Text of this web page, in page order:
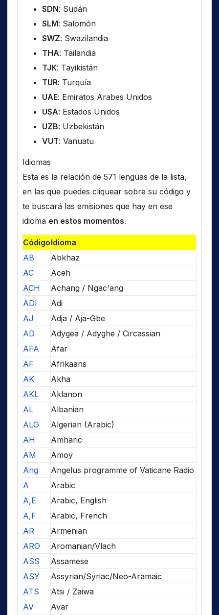
SDN: Sudán
SLM: Salomón
SWZ: Swazilandia
THA: Tailandia
TJK: Tayikistán
TUR: Turquía
UAE: Emiratos Arabes Unidos
USA: Estados Unidos
UZB: Uzbekistán
VUT: Vanuatu
Idiomas
Esta es la relación de 571 lenguas de la lista,
en las que puedes cliquear sobre su código y
te buscará las emisiones que hay en ese
idioma en estos momentos.
CódigoIdioma
AB
Abkhaz
AC
Aceh
ACH
Achang / Ngac'ang
ADI
Adi
AJ
Adja / Aja-Gbe
AD
Adygea / Adyghe / Circassian
AFA
Afar
AF
Afrikaans
AK
Akha
AKL
Aklanon
AL
Albanian
ALG
Algerian (Arabic)
AH
Amharic
AM
Amoy
Ang
Angelus programme of Vaticane Radio
A
Arabic
A,E
Arabic, English
A,F
Arabic, French
AR
Armenian
ARO
Aromanian/Vlach
ASS
Assamese
ASY
Assyrian/Syriac/Neo-Aramaic
ATS
Atsi / Zaiwa
AV
Avar